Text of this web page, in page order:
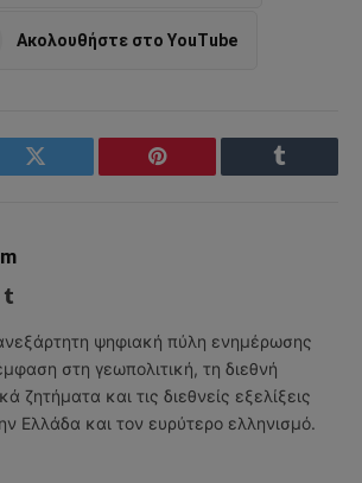
Ακολουθήστε στο YouTube
Twitter Pinterest Tumblr
Tumblr
ψηφιακή πύλη ενημέρωσης
στη γεωπολιτική, τη διεθνή
ζητήματα και τις διεθνείς εξελίξεις
Ελλάδα και τον ευρύτερο ελληνισμό.